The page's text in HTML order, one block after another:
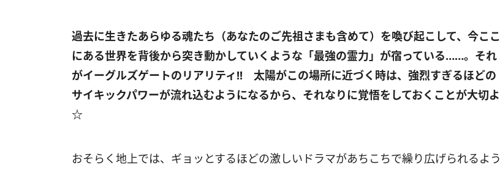
過去に生きたあらゆる魂たち（あなたのご先祖さまも含めて）を喚び起こして、今ここ
にある世界を背後から突き動かしていくような「最強の霊力」が宿っている……。それ
がイーグルズゲートのリアリティ!! 太陽がこの場所に近づく時は、強烈すぎるほどの
サイキックパワーが流れ込むようになるから、それなりに覚悟をしておくことが大切よ
☆
おそらく地上では、ギョッとするほどの激しいドラマがあちこちで繰り広げられるよう